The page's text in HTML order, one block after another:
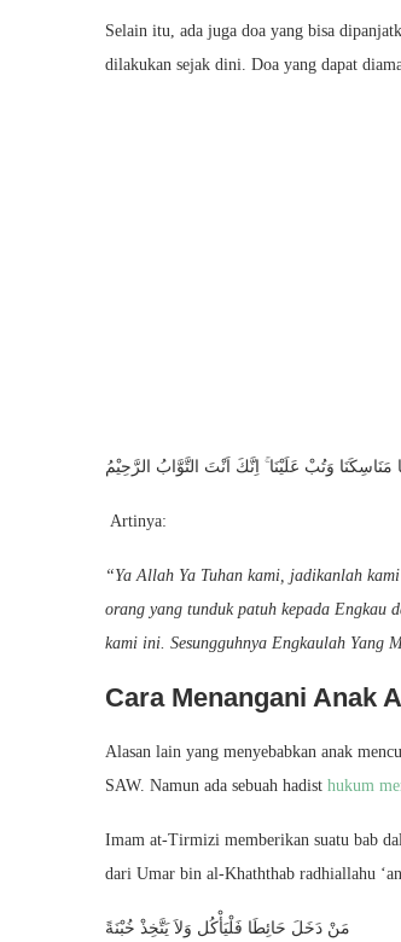
Selain itu, ada juga doa yang bisa
dilakukan sejak dini. Doa yang dapat
وَتُبْ عَلَيْنَا ۚ اِنَّكَ اَنْتَ التَّوَّابُ الرَّحِيْمُ
Artinya:
“Ya Allah Ya Tuhan kami, jadikanlah
orang yang tunduk patuh kepada Engkau
kami ini. Sesungguhnya Engkaulah Yang
Cara Menangani Anak
Alasan lain yang menyebabkan anak
SAW. Namun ada sebuah hadist hukum
Imam at-Tirmizi memberikan suatu bab
dari Umar bin al-Khaththab radhiallahu
مَنْ دَخَلَ حَائِطَا فَلْيَأْكُل وَلاَ يَتَّخِذْ خُبْنَةً